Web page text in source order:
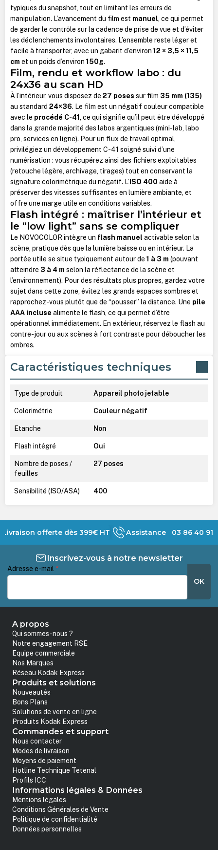
typiques du snapshot, tout en limitant les erreurs de
manipulation. L’avancement du film est manuel, ce qui permet
de garder le contrôle sur la cadence de prise de vue et d’éviter
les déclenchements involontaires. L’ensemble reste léger et
facile à transporter, avec un gabarit d’environ 12 × 3,5 × 11,5
cm et un poids d’environ 150g.
Film, rendu et workflow labo : du
24x36 au scan HD
À l’intérieur, vous disposez de 27 poses sur film 35 mm (135)
au standard 24×36. Le film est un négatif couleur compatible
avec le procédé C-41 , ce qui signifie qu’il peut être développé
dans la grande majorité des labos argentiques (mini-lab, labo
pro, services en ligne). Pour un flux de travail optimal,
privilégiez un développement C-41 soigné suivi d’une
numérisation : vous récupérez ainsi des fichiers exploitables
(retouche légère, archivage, tirages) tout en conservant la
signature colorimétrique du négatif. L’ ISO 400 aide à
préserver des vitesses suffisantes en lumière ambiante, et
offre une marge utile en conditions variables.
Flash intégré : maîtriser l’intérieur et
le “low light” sans se compliquer
Le NOVOCOLOR intègre un flash manuel activable selon la
scène, pratique dès que la lumière baisse ou en intérieur. La
portée utile se situe typiquement autour de 1 à 3 m (pouvant
atteindre 3 à 4 m selon la réflectance de la scène et
l’environnement). Pour des résultats plus propres, gardez votre
sujet dans cette zone, évitez les grands espaces sombres et
rapprochez-vous plutôt que de “pousser” la distance. Une pile
AAA incluse alimente le flash, ce qui permet d’être
opérationnel immédiatement. En extérieur, réservez le flash au
contre-jour ou aux scènes à fort contraste pour déboucher les
ombres.
Caractéristiques techniques
Type de produit Appareil photo jetable
Colorimétrie Couleur négatif
Etanche Non
Flash intégré Oui
Nombre de poses /
feuilles
27 poses
Sensibilité (ISO/ASA) 400
Livraison offerte dès 399€ HT Assistance 03 86 40 91
Inscrivez-vous à notre newsletter
Adresse e-mail *
OK
A propos
Qui sommes-nous ?
Notre engagement RSE
Equipe commerciale
Nos Marques
Réseau Kodak Express
Produits et solutions
Nouveautés
Bons Plans
Solutions de vente en ligne
Produits Kodak Express
Commandes et support
Nous contacter
Modes de livraison
Moyens de paiement
Hotline Technique Tetenal
Profils ICC
Informations légales & Données
Mentions légales
Conditions Générales de Vente
Politique de confidentialité
Données personnelles